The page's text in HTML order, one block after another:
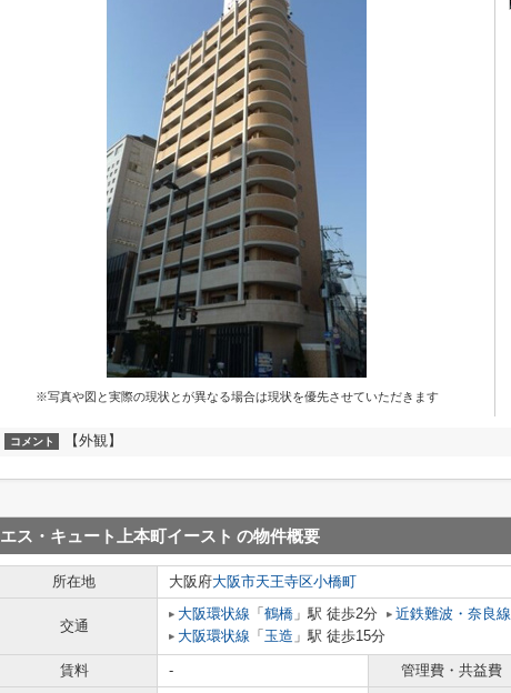
※写真や図と実際の現状とが異なる場合は現状を優先させていただきます
コメント 【外観】
エス・キュート上本町イースト の物件概要
所在地 大阪府大阪市天王寺区小橋町
交通
大阪環状線 「 鶴橋 」駅 徒歩2分 近鉄難波・奈良線
大阪環状線 「 玉造 」駅 徒歩15分
賃料 - 管理費・共益費